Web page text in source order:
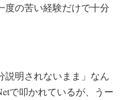
度の苦い経験だけで十分
説明されないまま」なん
で叩かれているが、うー